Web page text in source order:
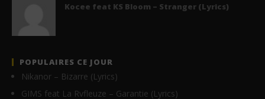
Kocee feat KS Bloom – Stranger (Lyrics)
POPULAIRES CE JOUR
Nikanor – Bizarre (Lyrics)
GIMS feat La Rvfleuze – Garantie (Lyrics)